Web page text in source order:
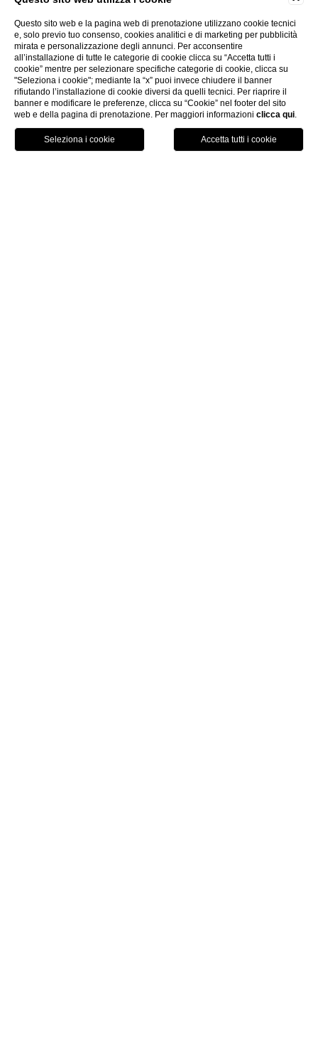
Questo sito web e la pagina web di prenotazione utilizzano cookie tecnici
e, solo previo tuo consenso, cookies analitici e di marketing per pubblicità
mirata e personalizzazione degli annunci. Per acconsentire
all’installazione di tutte le categorie di cookie clicca su “Accetta tutti i
cookie” mentre per selezionare specifiche categorie di cookie, clicca su
"Seleziona i cookie"; mediante la “x” puoi invece chiudere il banner
rifiutando l’installazione di cookie diversi da quelli tecnici. Per riaprire il
banner e modificare le preferenze, clicca su “Cookie” nel footer del sito
web e della pagina di prenotazione. Per maggiori informazioni clicca qui.